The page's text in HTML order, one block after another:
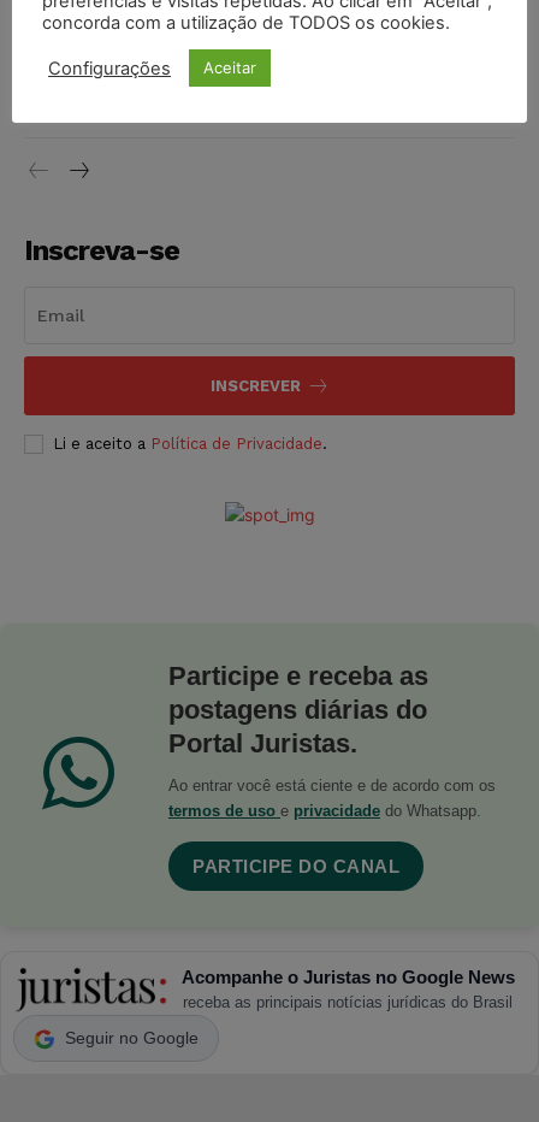
Justiça do Trabalho mantém justa causa de empregado que
vendia canetas emagrecedoras no local de trabalho
Inscreva-se
INSCREVER
Li e aceito a Política de Privacidade.
Participe e receba as
postagens diárias do
Portal Juristas.
Ao entrar você está ciente e de acordo com os
termos de uso e privacidade do Whatsapp.
PARTICIPE DO CANAL
Acompanhe o Juristas no Google News
receba as principais notícias jurídicas do Brasil
Seguir no Google
concorda com a utilização de TODOS os cookies.
Configurações Aceitar